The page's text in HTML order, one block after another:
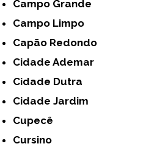
Campo Grande
Campo Limpo
Capão Redondo
Cidade Ademar
Cidade Dutra
Cidade Jardim
Cupecê
Cursino